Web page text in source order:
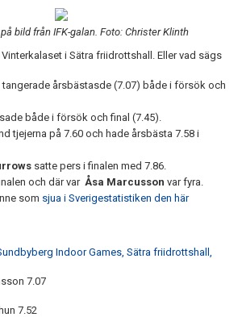
bild från IFK-galan. Foto: Christer Klinth
i Sätra friidrottshall. Eller vad sägs
tangerade årsbästasde (7.07) både i försök och
både i försök och final (7.45).
tjejerna på 7.60 och hade årsbästa 7.58 i
satte pers i finalen med 7.86.
och där var Åsa Marcusson var fyra.
som sjua i Sverigestatistiken den här
Indoor Games, Sätra friidrottshall,
7.07
7.52